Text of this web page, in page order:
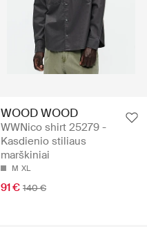
WOOD WOOD
WWNico shirt 25279 -
Kasdienio stiliaus
marškiniai
M XL
91 € 140 €